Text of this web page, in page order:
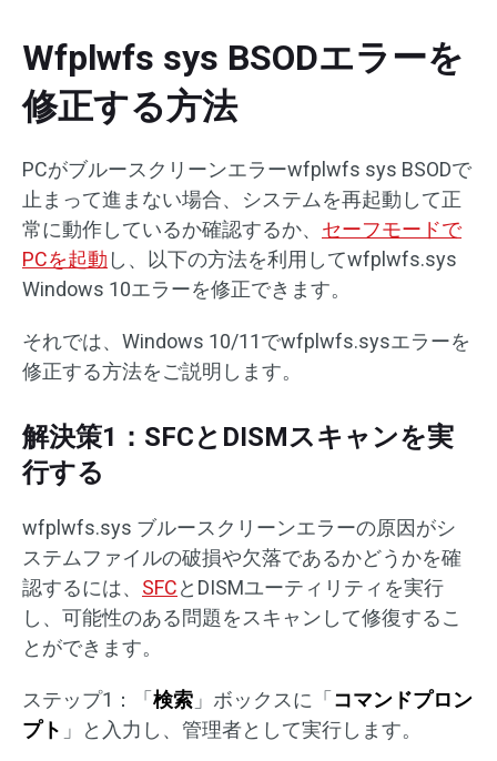
Wfplwfs sys BSODエラーを
修正する方法
PCがブルースクリーンエラーwfplwfs sys BSODで
止まって進まない場合、システムを再起動して正
常に動作しているか確認するか、 セーフモードで
PCを起動 し、以下の方法を利用してwfplwfs.sys
Windows 10エラーを修正できます。
それでは、Windows 10/11でwfplwfs.sysエラーを
修正する方法をご説明します。
解決策1：SFCとDISMスキャンを実
行する
wfplwfs.sys ブルースクリーンエラーの原因がシ
ステムファイルの破損や欠落であるかどうかを確
認するには、 SFCとDISMユーティリティを実行
し、可能性のある問題をスキャンして修復するこ
とができます。
ステップ1：「 検索 」ボックスに「 コマンドプロン
プト 」と入力し、管理者として実行します。